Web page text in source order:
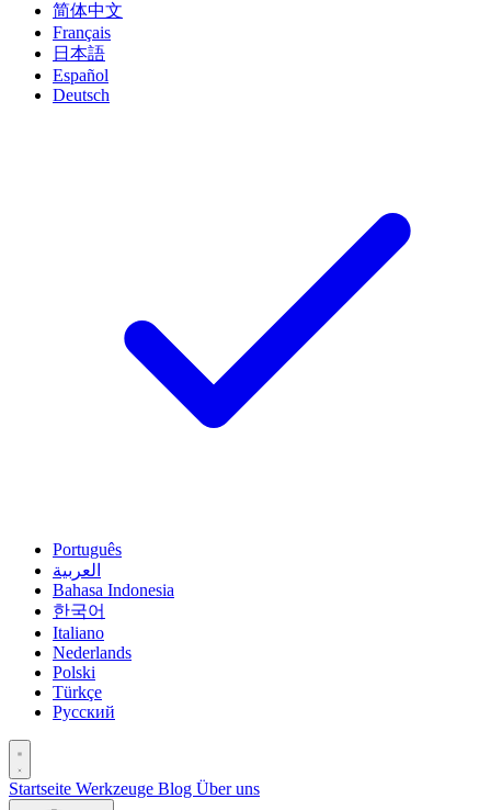
简体中文
Français
日本語
Español
Deutsch
Português
العربية
Bahasa Indonesia
한국어
Italiano
Nederlands
Polski
Türkçe
Русский
Startseite Werkzeuge Blog Über uns